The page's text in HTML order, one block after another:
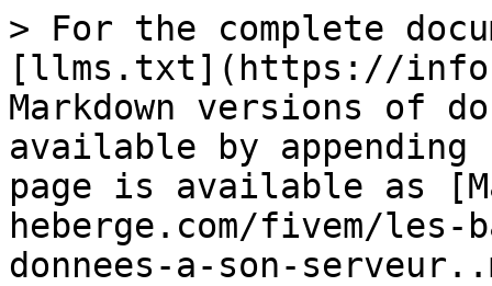
> For the complete
[llms.txt](https://
Markdown versions of
available by
page is available as
heberge.com/fivem/
donnees-a-son-